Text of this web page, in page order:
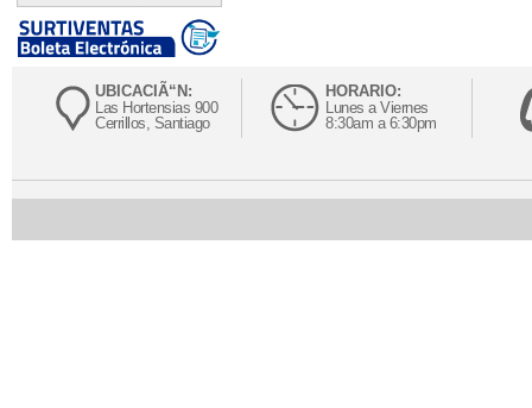
UBICACIÃ“N:
Las Hortensias 900
Cerrillos, Santiago
HORARIO:
Lunes a Viernes
8:30am a 6:30pm